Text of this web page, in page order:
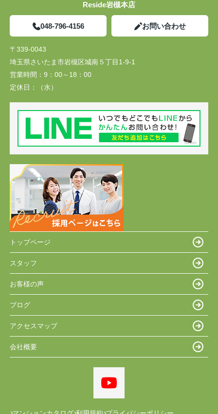
Reside岩槻本店
048-796-4156 お問い合わせ
〒339-0043
埼玉県さいたま市岩槻区城南５丁目1-9-1
営業時間： 9：00～18：00
定休日：
（水）
トップページ
スタッフ
お客様の声
ブログ
アクセスマップ
会社概要